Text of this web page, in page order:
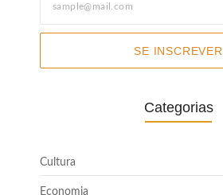
SE INSCREVER
Categorias
Cultura
Economia